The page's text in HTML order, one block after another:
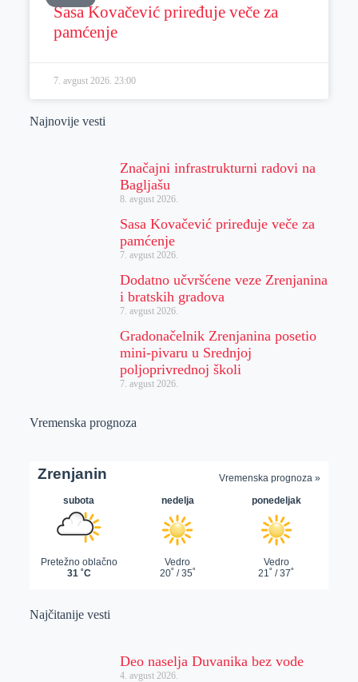
Sasa Kovačević priređuje veče za
pamćenje
7. avgust 2026. 23:00
Najnovije vesti
Značajni infrastrukturni radovi na
Bagljašu
8. avgust 2026.
Sasa Kovačević priređuje veče za
pamćenje
7. avgust 2026.
Dodatno učvršćene veze Zrenjanina
i bratskih gradova
7. avgust 2026.
Gradonačelnik Zrenjanina posetio
mini-pivaru u Srednjoj
poljoprivrednoj školi
7. avgust 2026.
Vremenska prognoza
Najčitanije vesti
Deo naselja Duvanika bez vode
4. avgust 2026.